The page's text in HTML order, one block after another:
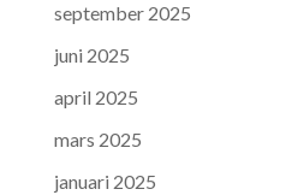
september 2025
juni 2025
april 2025
mars 2025
januari 2025